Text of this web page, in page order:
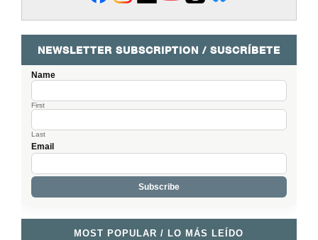
NEWSLETTER SUBSCRIPTION / SUSCRÍBETE
Name
First
Last
Email
MOST POPULAR / LO MÁS LEÍDO